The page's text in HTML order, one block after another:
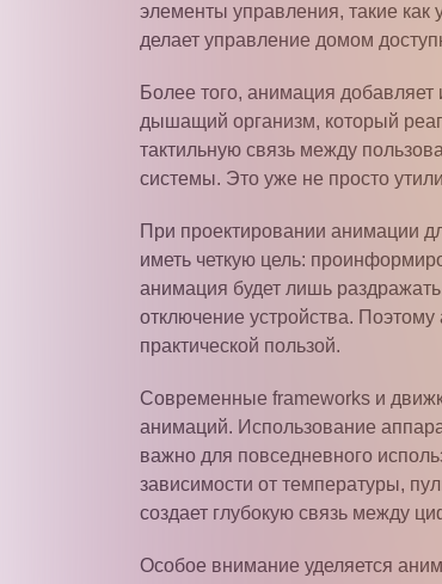
элементы управления, такие как
делает управление домом
Более того, анимация
дышащий организм, который
тактильную связь между
системы. Это уже не просто
При проектировании анимации
иметь четкую цель:
анимация будет лишь
отключение устройства.
практической пользой.
Современные frameworks и
анимаций. Использование
важно для повседневного
зависимости от температуры,
создает глубокую связь между
Особое внимание уделяется